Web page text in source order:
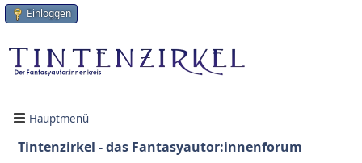
Einloggen
Hauptmenü
Tintenzirkel - das Fantasyautor:innenforum